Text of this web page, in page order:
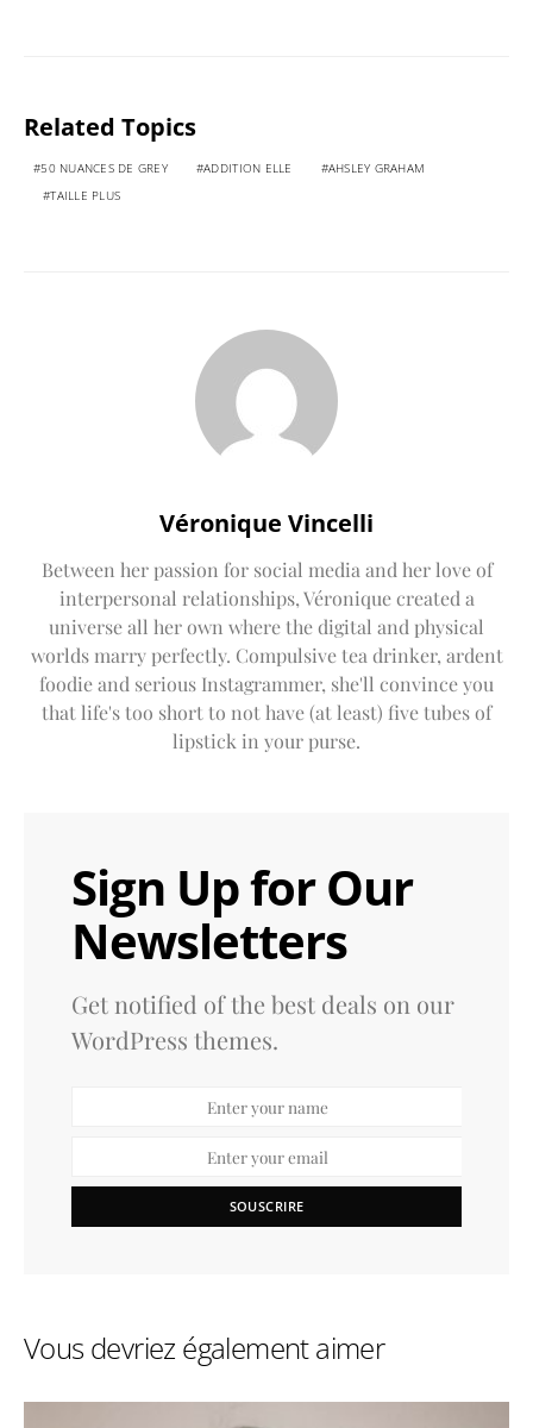
Related Topics
50 NUANCES DE GREY ADDITION ELLE
AHSLEY GRAHAM
TAILLE PLUS
Véronique Vincelli
Between her passion for social media and her love of
interpersonal relationships, Véronique created a
universe all her own where the digital and physical
worlds marry perfectly. Compulsive tea drinker, ardent
foodie and serious Instagrammer, she'll convince you
that life's too short to not have (at least) five tubes of
lipstick in your purse.
Sign Up for Our
Newsletters
Get notified of the best deals on our
WordPress themes.
SOUSCRIRE
Vous devriez également aimer